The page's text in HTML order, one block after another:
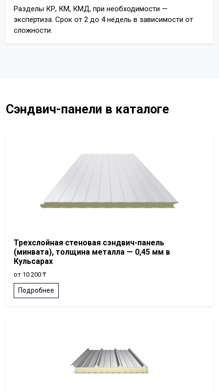
Разделы КР, КМ, КМД, при необходимости —
экспертиза. Срок от 2 до 4 недель в зависимости от
сложности.
Сэндвич-панели в каталоге
Трехслойная стеновая сэндвич-панель
(минвата), толщина металла — 0,45 мм в
Кульсарах
от 10 200 ₸
Подробнее